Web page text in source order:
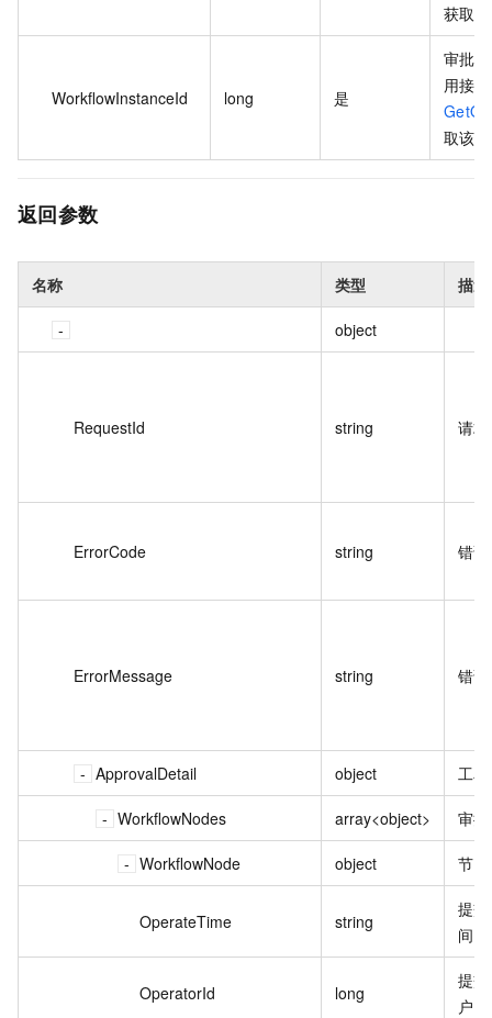
获取
WorkflowInstanceId long 是
审批
用接口
取该
返回参数
名称 类型 描述
object
RequestId string 请
ErrorCode string 错
ErrorMessage string 错
ApprovalDetail object 工
WorkflowNodes array<object> 审
WorkflowNode object 节
OperateTime string
提
间。
OperatorId long
提
户